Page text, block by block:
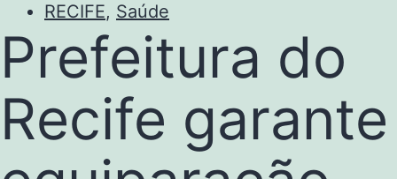
RECIFE, Saúde
Prefeitura do
Recife garante